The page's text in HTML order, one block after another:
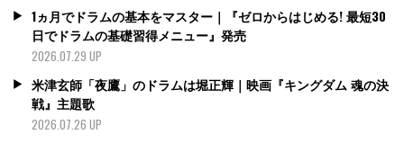
1ヵ月でドラムの基本をマスター｜『ゼロからはじめる! 最短30
日でドラムの基礎習得メニュー』発売
2026.07.29 UP
米津玄師「夜鷹」のドラムは堀正輝｜映画『キングダム 魂の決
戦』主題歌
2026.07.26 UP